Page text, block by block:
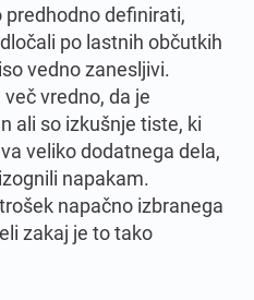
definirati,
po lastnih občutkih
vedno zanesljivi.
vredno, da je
ali so izkušnje tiste, ki
veliko dodatnega dela,
napakam.
napačno izbranega
zakaj je to tako